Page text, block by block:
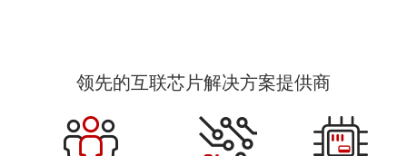
领先的互联芯片解决方案提供商